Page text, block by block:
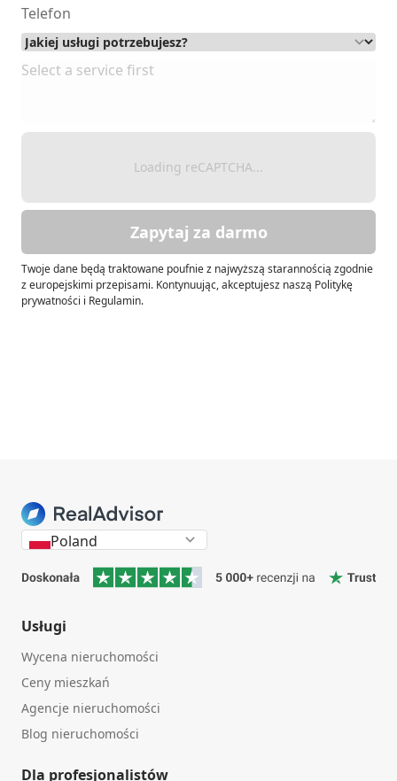
Loading reCAPTCHA...
Zapytaj za darmo
Twoje dane będą traktowane poufnie z najwyższą starannością zgodnie
z europejskimi przepisami. Kontynuując, akceptujesz naszą Politykę
prywatności i Regulamin.
Poland
Usługi
Wycena nieruchomości
Ceny mieszkań
Agencje nieruchomości
Blog nieruchomości
Dla profesjonalistów